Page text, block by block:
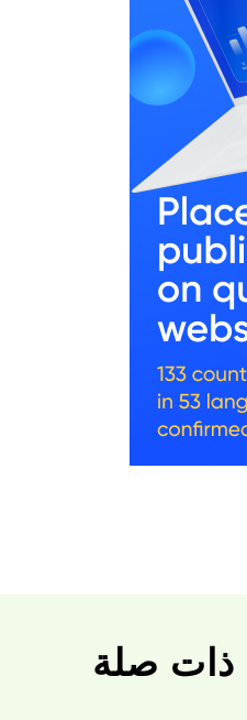
ذات صلة